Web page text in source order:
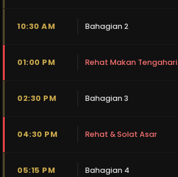
10:30 AM Bahagian 2
01:00 PM Rehat Makan Tengahari
02:30 PM Bahagian 3
04:30 PM Rehat & Solat Asar
05:15 PM Bahagian 4